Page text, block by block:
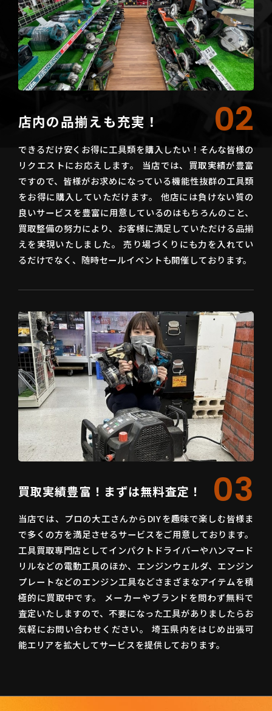
店内の品揃えも充実！ 02
できるだけ安くお得に工具類を購入したい！そんな皆様の
リクエストにお応えします。 当店では、買取実績が豊富
ですので、皆様がお求めになっている機能性抜群の工具類
をお得に購入していただけます。 他店には負けない質の
良いサービスを豊富に用意しているのはもちろんのこと、
買取整備の努力により、お客様に満足していただける品揃
えを実現いたしました。 売り場づくりにも力を入れてい
るだけでなく、随時セールイベントも開催しております。
買取実績豊富！まずは無料査定！ 03
当店では、プロの大工さんからDIYを趣味で楽しむ皆様ま
で多くの方を満足させるサービスをご用意しております。
工具買取専門店としてインパクトドライバーやハンマード
リルなどの電動工具のほか、エンジンウェルダ、エンジン
プレートなどのエンジン工具などさまざまなアイテムを積
極的に買取中です。 メーカーやブランドを問わず無料で
査定いたしますので、不要になった工具がありましたらお
気軽にお問い合わせください。 埼玉県内をはじめ出張可
能エリアを拡大してサービスを提供しております。